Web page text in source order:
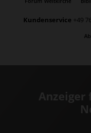
Kundenservice +49
Anzeiger